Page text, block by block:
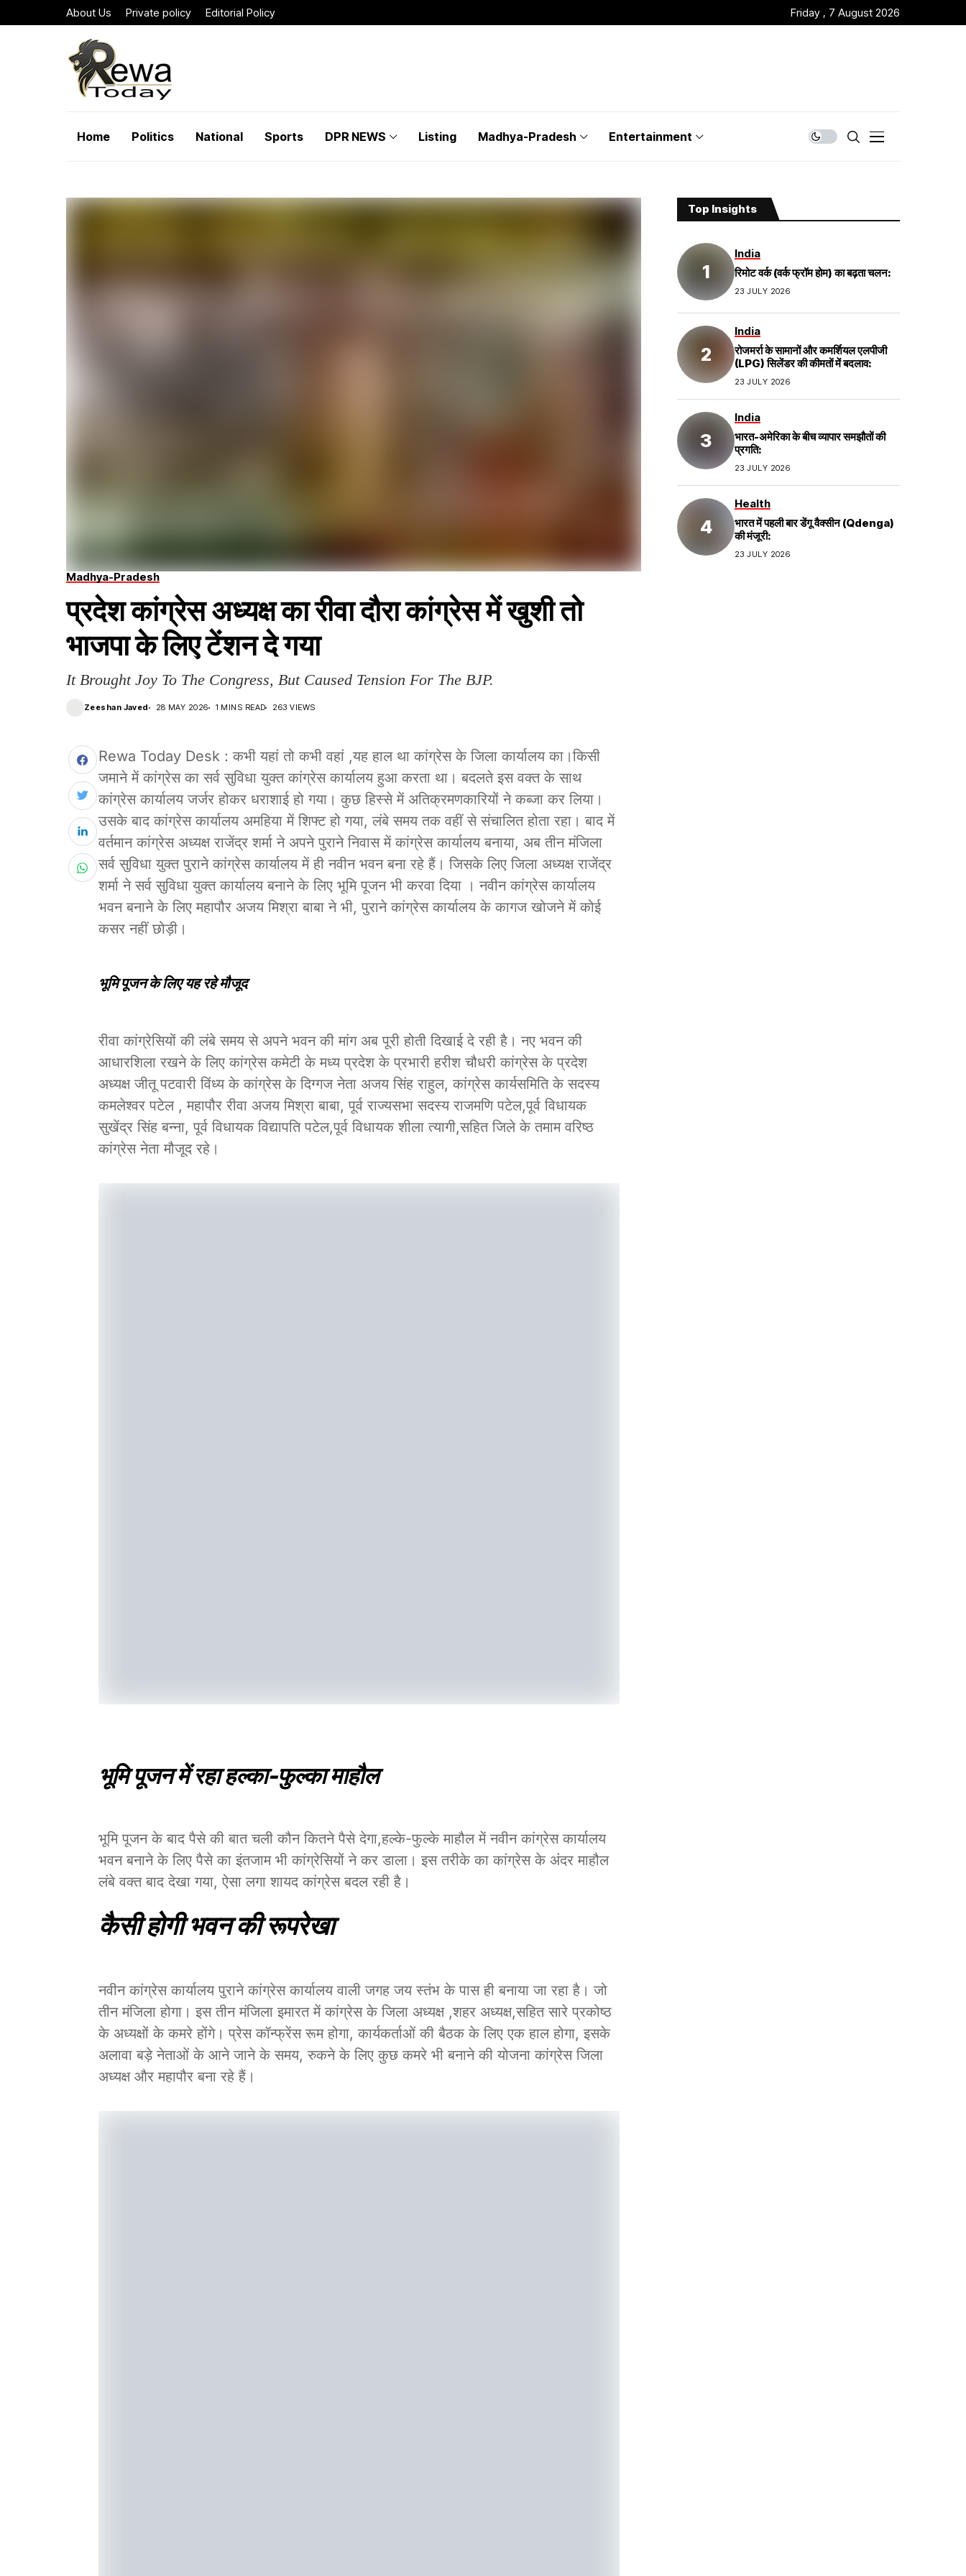
About Us Private policy Editorial Policy Friday , 7 August 2026
Home Politics National Sports DPR NEWS Listing Madhya-Pradesh Entertainment
Madhya-Pradesh
प्रदेश कांग्रेस अध्यक्ष का रीवा दौरा कांग्रेस में खुशी तो
भाजपा के लिए टेंशन दे गया
It Brought Joy To The Congress, But Caused Tension For The BJP.
Zeeshan Javed 28 MAY 2026 1 MINS READ 263 VIEWS
Rewa Today Desk : कभी यहां तो कभी वहां ,यह हाल था कांग्रेस के जिला कार्यालय का।किसी
जमाने में कांग्रेस का सर्व सुविधा युक्त कांग्रेस कार्यालय हुआ करता था। बदलते इस वक्त के साथ
कांग्रेस कार्यालय जर्जर होकर धराशाई हो गया। कुछ हिस्से में अतिक्रमणकारियों ने कब्जा कर लिया।
उसके बाद कांग्रेस कार्यालय अमहिया में शिफ्ट हो गया, लंबे समय तक वहीं से संचालित होता रहा। बाद में
वर्तमान कांग्रेस अध्यक्ष राजेंद्र शर्मा ने अपने पुराने निवास में कांग्रेस कार्यालय बनाया, अब तीन मंजिला
सर्व सुविधा युक्त पुराने कांग्रेस कार्यालय में ही नवीन भवन बना रहे हैं। जिसके लिए जिला अध्यक्ष राजेंद्र
शर्मा ने सर्व सुविधा युक्त कार्यालय बनाने के लिए भूमि पूजन भी करवा दिया । नवीन कांग्रेस कार्यालय
भवन बनाने के लिए महापौर अजय मिश्रा बाबा ने भी, पुराने कांग्रेस कार्यालय के कागज खोजने में कोई
कसर नहीं छोड़ी।
भूमि पूजन के लिए यह रहे मौजूद
रीवा कांग्रेसियों की लंबे समय से अपने भवन की मांग अब पूरी होती दिखाई दे रही है। नए भवन की
आधारशिला रखने के लिए कांग्रेस कमेटी के मध्य प्रदेश के प्रभारी हरीश चौधरी कांग्रेस के प्रदेश
अध्यक्ष जीतू पटवारी विंध्य के कांग्रेस के दिग्गज नेता अजय सिंह राहुल, कांग्रेस कार्यसमिति के सदस्य
कमलेश्वर पटेल , महापौर रीवा अजय मिश्रा बाबा, पूर्व राज्यसभा सदस्य राजमणि पटेल,पूर्व विधायक
सुखेंद्र सिंह बन्ना, पूर्व विधायक विद्यापति पटेल,पूर्व विधायक शीला त्यागी,सहित जिले के तमाम वरिष्ठ
कांग्रेस नेता मौजूद रहे।
भूमि पूजन में रहा हल्का-फुल्का माहौल
भूमि पूजन के बाद पैसे की बात चली कौन कितने पैसे देगा,हल्के-फुल्के माहौल में नवीन कांग्रेस कार्यालय
भवन बनाने के लिए पैसे का इंतजाम भी कांग्रेसियों ने कर डाला। इस तरीके का कांग्रेस के अंदर माहौल
लंबे वक्त बाद देखा गया, ऐसा लगा शायद कांग्रेस बदल रही है।
कैसी होगी भवन की रूपरेखा
नवीन कांग्रेस कार्यालय पुराने कांग्रेस कार्यालय वाली जगह जय स्तंभ के पास ही बनाया जा रहा है। जो
तीन मंजिला होगा। इस तीन मंजिला इमारत में कांग्रेस के जिला अध्यक्ष ,शहर अध्यक्ष,सहित सारे प्रकोष्ठ
के अध्यक्षों के कमरे होंगे। प्रेस कॉन्फ्रेंस रूम होगा, कार्यकर्ताओं की बैठक के लिए एक हाल होगा, इसके
अलावा बड़े नेताओं के आने जाने के समय, रुकने के लिए कुछ कमरे भी बनाने की योजना कांग्रेस जिला
अध्यक्ष और महापौर बना रहे हैं।
Top Insights
India
रिमोट वर्क (वर्क फ्रॉम होम) का बढ़ता चलन:
23 JULY 2026
India
रोजमर्रा के सामानों और कमर्शियल एलपीजी
(LPG) सिलेंडर की कीमतों में बदलाव:
23 JULY 2026
India
भारत-अमेरिका के बीच व्यापार समझौतों की
प्रगति:
23 JULY 2026
Health
भारत में पहली बार डेंगू वैक्सीन (Qdenga)
की मंजूरी:
23 JULY 2026